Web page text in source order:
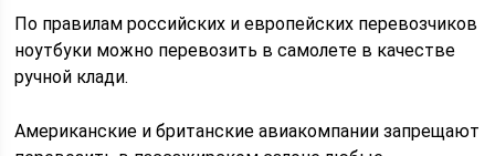
По правилам российских и европейских перевозчиков
ноутбуки можно перевозить в самолете в качестве
ручной клади.
Американские и британские авиакомпании запрещают